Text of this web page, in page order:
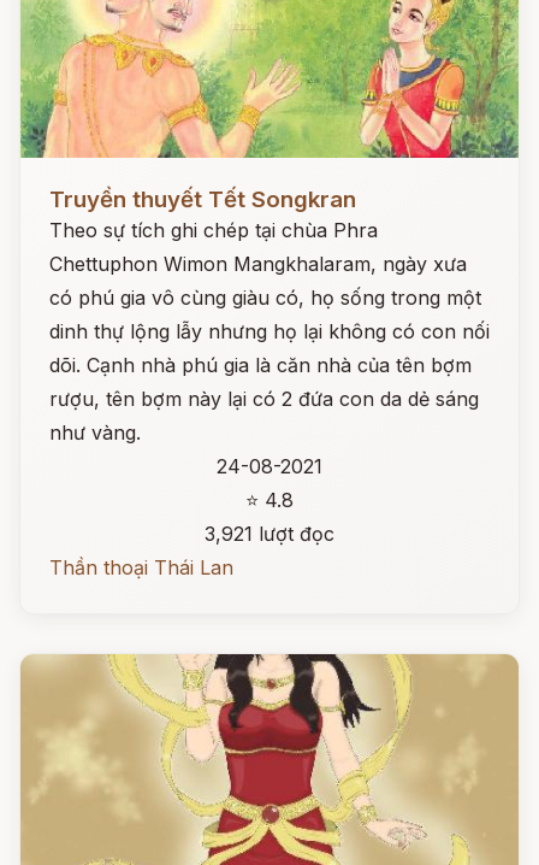
Đọc ngay
Truyền thuyết Tết Songkran
Theo sự tích ghi chép tại chùa Phra
Chettuphon Wimon Mangkhalaram, ngày xưa
có phú gia vô cùng giàu có, họ sống trong một
dinh thự lộng lẫy nhưng họ lại không có con nối
dõi. Cạnh nhà phú gia là căn nhà của tên bợm
rượu, tên bợm này lại có 2 đứa con da dẻ sáng
như vàng.
24-08-2021
⭐ 4.8
3,921 lượt đọc
Thần thoại Thái Lan